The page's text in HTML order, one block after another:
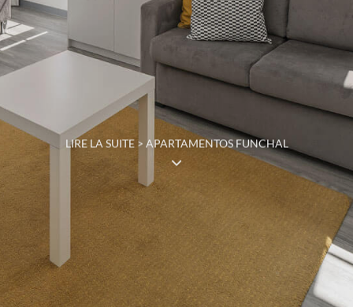
LIRE LA SUITE > APARTAMENTOS FUNCHAL